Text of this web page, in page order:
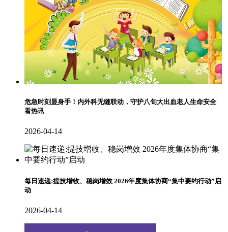
危急时刻显身手！内外科无缝联动，守护八旬大出血老人生命安全
看热讯
2026-04-14
每日速递:提技增收、稳岗增效 2026年度集体协商“集中要约行动”启
动
2026-04-14